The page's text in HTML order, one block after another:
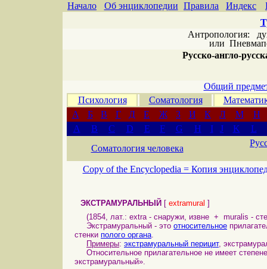
Начало Об энциклопедии Правила Индекс
Антропология:
или
Русско-англо-
Общий
Психология
Соматология
А
Б В Г Д Е Ж З И К Л М
Н
A
B C D E F G H I J K
L
Соматология человека
Copy of the Encyclopedia = Копия
ЭКСТРАМУРАЛЬНЫЙ [ extramural ]
(1854, лат.: extra - снаружи, извне + muralis -
Экстрамуральный - это относительное
стенки полого органа.
Примеры: экстрамуральный перицит,
Относительное прилагательное не имеет
экстрамуральный».